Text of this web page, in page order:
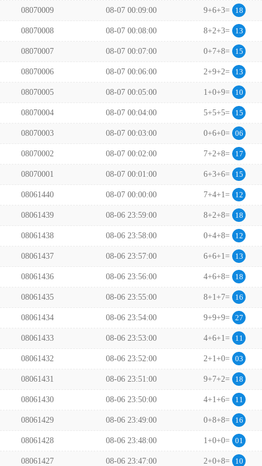
08070009 08-07 00:09:00 9+6+3= 18
08070008 08-07 00:08:00 8+2+3= 13
08070007 08-07 00:07:00 0+7+8= 15
08070006 08-07 00:06:00 2+9+2= 13
08070005 08-07 00:05:00 1+0+9= 10
08070004 08-07 00:04:00 5+5+5= 15
08070003 08-07 00:03:00 0+6+0= 06
08070002 08-07 00:02:00 7+2+8= 17
08070001 08-07 00:01:00 6+3+6= 15
08061440 08-07 00:00:00 7+4+1= 12
08061439 08-06 23:59:00 8+2+8= 18
08061438 08-06 23:58:00 0+4+8= 12
08061437 08-06 23:57:00 6+6+1= 13
08061436 08-06 23:56:00 4+6+8= 18
08061435 08-06 23:55:00 8+1+7= 16
08061434 08-06 23:54:00 9+9+9= 27
08061433 08-06 23:53:00 4+6+1= 11
08061432 08-06 23:52:00 2+1+0= 03
08061431 08-06 23:51:00 9+7+2= 18
08061430 08-06 23:50:00 4+1+6= 11
08061429 08-06 23:49:00 0+8+8= 16
08061428 08-06 23:48:00 1+0+0= 01
08061427 08-06 23:47:00 2+0+8= 10